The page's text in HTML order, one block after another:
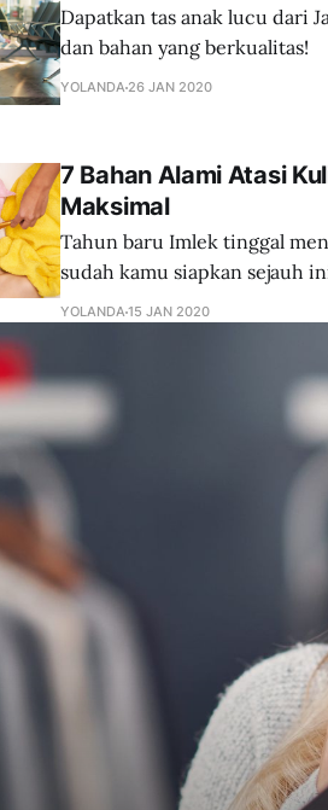
Dapatkan tas anak lucu dari
dan bahan yang berkualitas!
YOLANDA 26 JAN 2020
7 Bahan Alami Atasi
Maksimal
Tahun baru Imlek tinggal
sudah kamu siapkan sejauh ini? Perabotan rumah baru? Fashion baru?
Perlengkapan pulang kampung? Bagaimana dengan dirimu? Apakah
sudah merawat diri agar
Imlek nanti? Merawat diri
YOLANDA15 JAN 2020